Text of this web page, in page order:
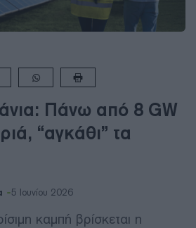
Πάνω από 8 GW
“αγκάθι” τα
5 Ιουνίου 2026
καμπή βρίσκεται η